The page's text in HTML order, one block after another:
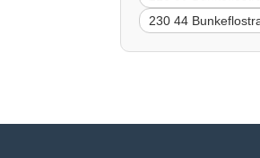
230 44